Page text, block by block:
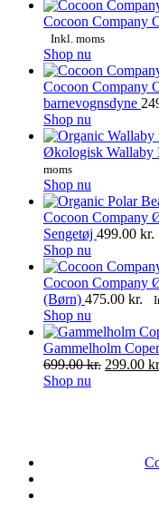
Cocoon Company
Inkl. moms
Shop nu
vare
har
flere
kan
varesiden
Cocoon Company
barnevognsdyne
Shop nu
Økologisk Wallaby
moms
Shop nu
Cocoon Company
Sengetøj 499.00 kr.
Shop nu
Cocoon Company
(Børn) 475.00 kr.
Shop nu
Gammelholm
699.00kr. Den
299.00
Shop nu